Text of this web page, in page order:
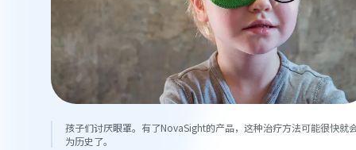
孩子们讨厌眼罩。有了NovaSight的产品，这种治疗方法可能很快就
为历史了。